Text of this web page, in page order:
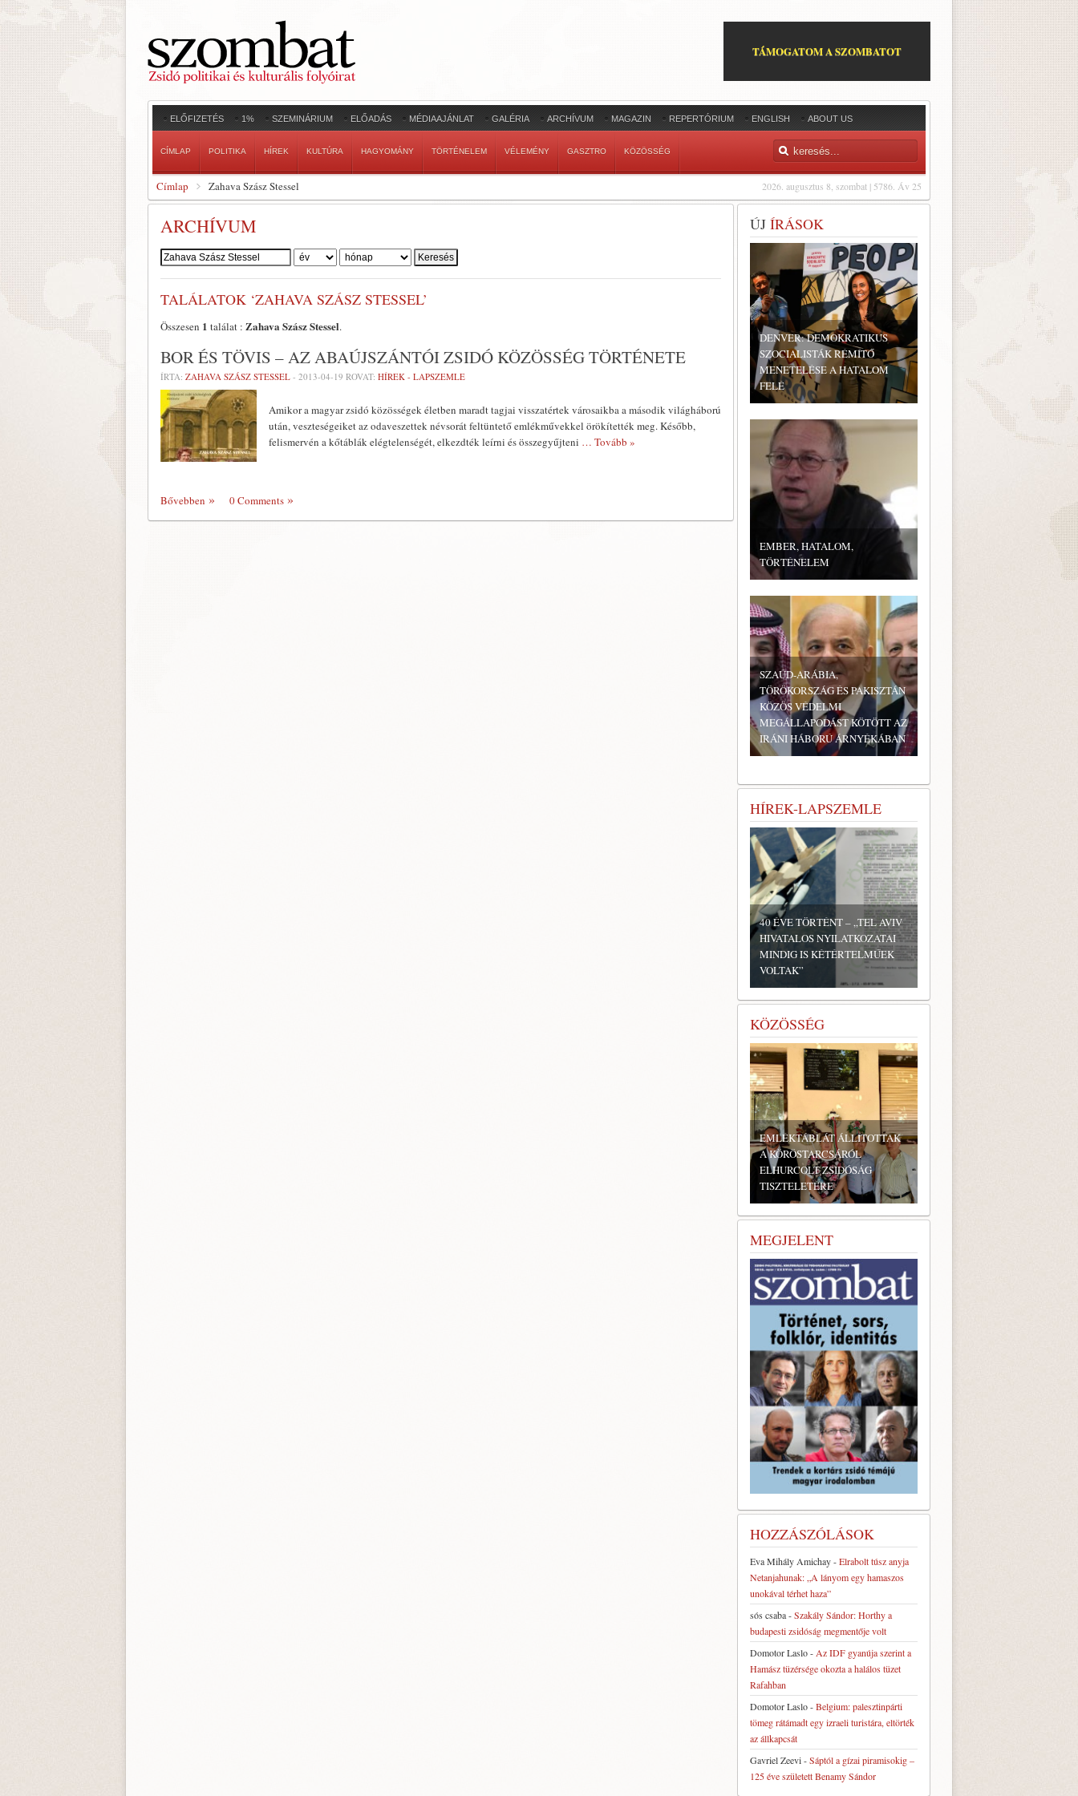
TÁMOGATOM A SZOMBATOT
ELŐFIZETÉS 1% SZEMINÁRIUM ELŐADÁS MÉDIAAJÁNLAT GALÉRIA ARCHÍVUM MAGAZIN REPERTÓRIUM ENGLISH ABOUT US
CÍMLAP POLITIKA HÍREK KULTÚRA HAGYOMÁNY TÖRTÉNELEM VÉLEMÉNY GASZTRO KÖZÖSSÉG
2026. augusztus 8, szombat | 5786. Áv 25
Címlap Zahava Szász Stessel
ARCHÍVUM
Szerző:
TALÁLATOK ‘ZAHAVA SZÁSZ STESSEL’
Összesen 1 találat : Zahava Szász Stessel.
BOR ÉS TÖVIS – AZ ABAÚJSZÁNTÓI ZSIDÓ KÖZÖSSÉG TÖRTÉNETE
ÍRTA: ZAHAVA SZÁSZ STESSEL - 2013-04-19 ROVAT: HÍREK - LAPSZEMLE
Amikor a magyar zsidó közösségek életben maradt tagjai visszatértek városaikba a második világháború
után, veszteségeiket az odaveszettek névsorát feltüntető emlékművekkel örökítették meg. Később,
felismervén a kőtáblák elégtelenségét, elkezdték leírni és összegyűjteni … Tovább »
Bővebben 0 Comments
ÚJ ÍRÁSOK
DENVER: DEMOKRATIKUS
SZOCIALISTÁK RÉMÍTŐ
MENETELÉSE A HATALOM
FELÉ
EMBER, HATALOM,
TÖRTÉNELEM
SZAÚD-ARÁBIA,
TÖRÖKORSZÁG ÉS PAKISZTÁN
KÖZÖS VÉDELMI
MEGÁLLAPODÁST KÖTÖTT AZ
IRÁNI HÁBORÚ ÁRNYÉKÁBAN
HÍREK-LAPSZEMLE
40 ÉVE TÖRTÉNT – „TEL AVIV
HIVATALOS NYILATKOZATAI
MINDIG IS KÉTÉRTELMŰEK
VOLTAK”
KÖZÖSSÉG
EMLÉKTÁBLÁT ÁLLÍTOTTAK
A KÖRÖSTARCSÁRÓL
ELHURCOLT ZSIDÓSÁG
TISZTELETÉRE
MEGJELENT
HOZZÁSZÓLÁSOK
Eva Mihály Amichay-Elrabolt túsz anyja
Netanjahunak: „A lányom egy hamaszos
unokával térhet haza”
sós csaba-Szakály Sándor: Horthy a
budapesti zsidóság megmentője volt
Domotor Laslo- Az IDF gyanúja szerint a
Hamász tüzérsége okozta a halálos tüzet
Rafahban
Domotor Laslo-Belgium: palesztinpárti
tömeg rátámadt egy izraeli turistára, eltörték
az állkapcsát
Gavriel Zeevi-Sáptól a gízai piramisokig –
125 éve született Benamy Sándor